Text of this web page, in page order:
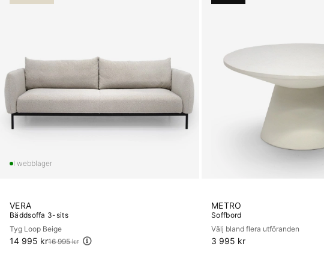
VERA
Bäddsoffa 3-sits
Tyg Loop Beige
14 995 kr
Ordinarie pris:
16 995 kr
METRO
Soffbord
Välj bland flera utföranden
3 995 kr